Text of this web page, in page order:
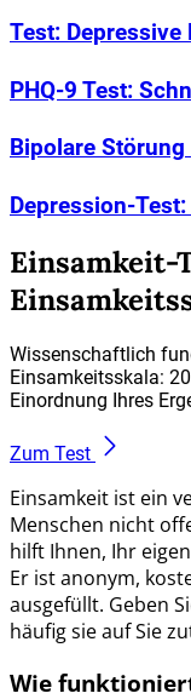
Test: Depressive
PHQ-9 Test:
Bipolare Störung
Depression-
Einsamkeit-
Wissenschaftlich
Einsamkeitsskala:
Einordnung Ihres
Zum Test
Einsamkeit ist ein
Menschen nicht
hilft Ihnen, Ihr
Er ist anonym,
ausgefüllt. Geben
häufig sie auf Sie
Wie